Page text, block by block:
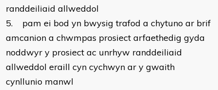
randdeiliaid allweddol
5.
pam ei bod yn bwysig trafod a chytuno ar brif
amcanion a chwmpas prosiect arfaethedig gyda
noddwyr y prosiect ac unrhyw randdeiliaid
allweddol eraill cyn cychwyn ar y gwaith
cynllunio manwl